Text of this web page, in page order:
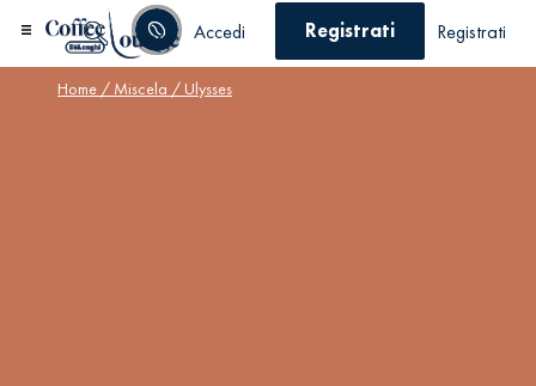
Accedi Registrati Registrati
Home / Miscela / Ulysses